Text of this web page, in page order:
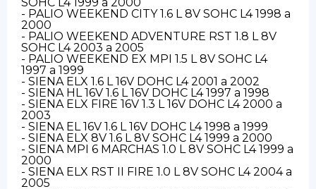
- PALIO WEEKEND CITY 1.6 L 8V SOHC L4 1998 a
2000
- PALIO WEEKEND ADVENTURE RST 1.8 L 8V
SOHC L4 2003 a 2005
- PALIO WEEKEND EX MPI 1.5 L 8V SOHC L4
1997 a 1999
- SIENA ELX 1.6 L 16V DOHC L4 2001 a 2002
- SIENA HL 16V 1.6 L 16V DOHC L4 1997 a 1998
- SIENA ELX FIRE 16V 1.3 L 16V DOHC L4 2000 a
2003
- SIENA EL 16V 1.6 L 16V DOHC L4 1998 a 1999
- SIENA ELX 8V 1.6 L 8V SOHC L4 1999 a 2000
- SIENA MPI 6 MARCHAS 1.0 L 8V SOHC L4 1999 a
2000
- SIENA ELX RST II FIRE 1.0 L 8V SOHC L4 2004 a
2005